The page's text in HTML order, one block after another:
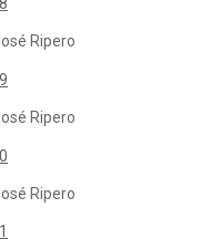
Ripero
Ripero
Ripero